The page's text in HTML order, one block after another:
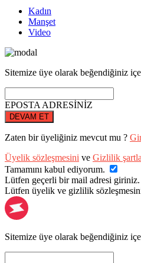
Kadın
Manşet
Video
Sitemize üye olarak beğendiğiniz
EPOSTA ADRESİNİZ
DEVAM ET
Zaten bir üyeliğiniz mevcut mu ?
Üyelik sözleşmesini ve Gizlilik
Tamamını kabul ediyorum.
Lütfen geçerli bir mail adresi giriniz.
Lütfen üyelik ve gizlilik
Sitemize üye olarak beğendiğiniz